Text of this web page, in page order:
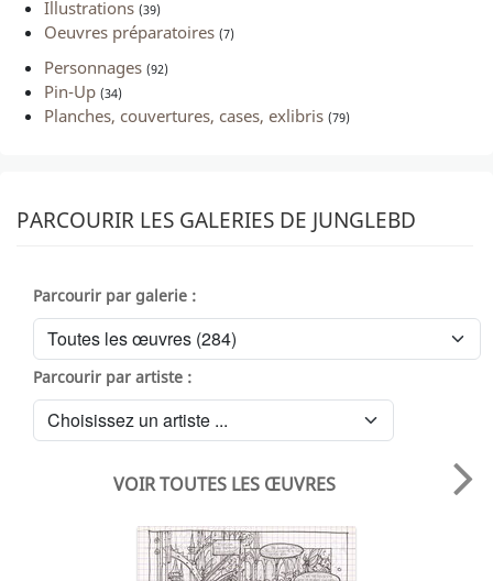
Illustrations (39)
Oeuvres préparatoires (7)
Personnages (92)
Pin-Up (34)
Planches, couvertures, cases, exlibris (79)
PARCOURIR LES GALERIES DE JUNGLEBD
Parcourir par galerie :
Parcourir par artiste :
VOIR TOUTES LES ŒUVRES